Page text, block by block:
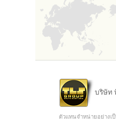
บริษัท
ตัวแทนจำหน่ายอย่างเ